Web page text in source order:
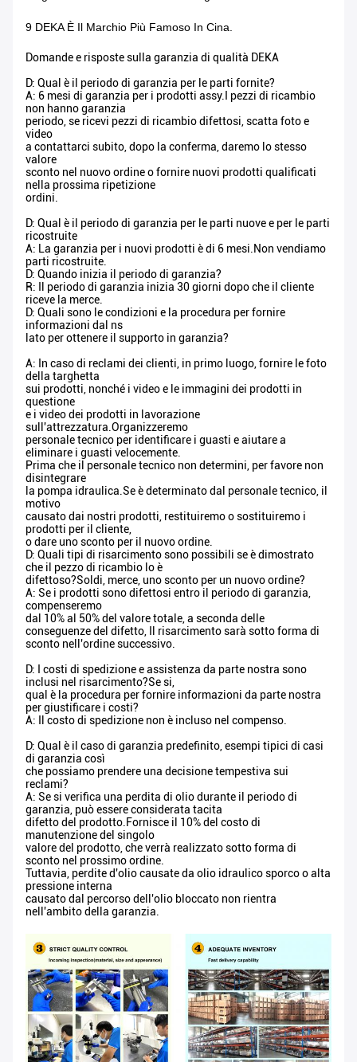
9 DEKA È Il Marchio Più Famoso In Cina.
Domande e risposte sulla garanzia di qualità DEKA
D: Qual è il periodo di garanzia per le parti fornite?
A: 6 mesi di garanzia per i prodotti assy.I pezzi di ricambio
non hanno garanzia
periodo, se ricevi pezzi di ricambio difettosi, scatta foto e
video
a contattarci subito, dopo la conferma, daremo lo stesso
valore
sconto nel nuovo ordine o fornire nuovi prodotti qualificati
nella prossima ripetizione
ordini.
D: Qual è il periodo di garanzia per le parti nuove e per le parti
ricostruite
A: La garanzia per i nuovi prodotti è di 6 mesi.Non vendiamo
parti ricostruite.
D: Quando inizia il periodo di garanzia?
R: Il periodo di garanzia inizia 30 giorni dopo che il cliente
riceve la merce.
D: Quali sono le condizioni e la procedura per fornire
informazioni dal ns
lato per ottenere il supporto in garanzia?
A: In caso di reclami dei clienti, in primo luogo, fornire le foto
della targhetta
sui prodotti, nonché i video e le immagini dei prodotti in
questione
e i video dei prodotti in lavorazione
sull'attrezzatura.Organizzeremo
personale tecnico per identificare i guasti e aiutare a
eliminare i guasti velocemente.
Prima che il personale tecnico non determini, per favore non
disintegrare
la pompa idraulica.Se è determinato dal personale tecnico, il
motivo
causato dai nostri prodotti, restituiremo o sostituiremo i
prodotti per il cliente,
o dare uno sconto per il nuovo ordine.
D: Quali tipi di risarcimento sono possibili se è dimostrato
che il pezzo di ricambio lo è
difettoso?Soldi, merce, uno sconto per un nuovo ordine?
A: Se i prodotti sono difettosi entro il periodo di garanzia,
compenseremo
dal 10% al 50% del valore totale, a seconda delle
conseguenze del difetto, Il risarcimento sarà sotto forma di
sconto nell'ordine successivo.
D: I costi di spedizione e assistenza da parte nostra sono
inclusi nel risarcimento?Se si,
qual è la procedura per fornire informazioni da parte nostra
per giustificare i costi?
A: Il costo di spedizione non è incluso nel compenso.
D: Qual è il caso di garanzia predefinito, esempi tipici di casi
di garanzia così
che possiamo prendere una decisione tempestiva sui
reclami?
A: Se si verifica una perdita di olio durante il periodo di
garanzia, può essere considerata tacita
difetto del prodotto.Fornisce il 10% del costo di
manutenzione del singolo
valore del prodotto, che verrà realizzato sotto forma di
sconto nel prossimo ordine.
Tuttavia, perdite d'olio causate da olio idraulico sporco o alta
pressione interna
causato dal percorso dell'olio bloccato non rientra
nell'ambito della garanzia.